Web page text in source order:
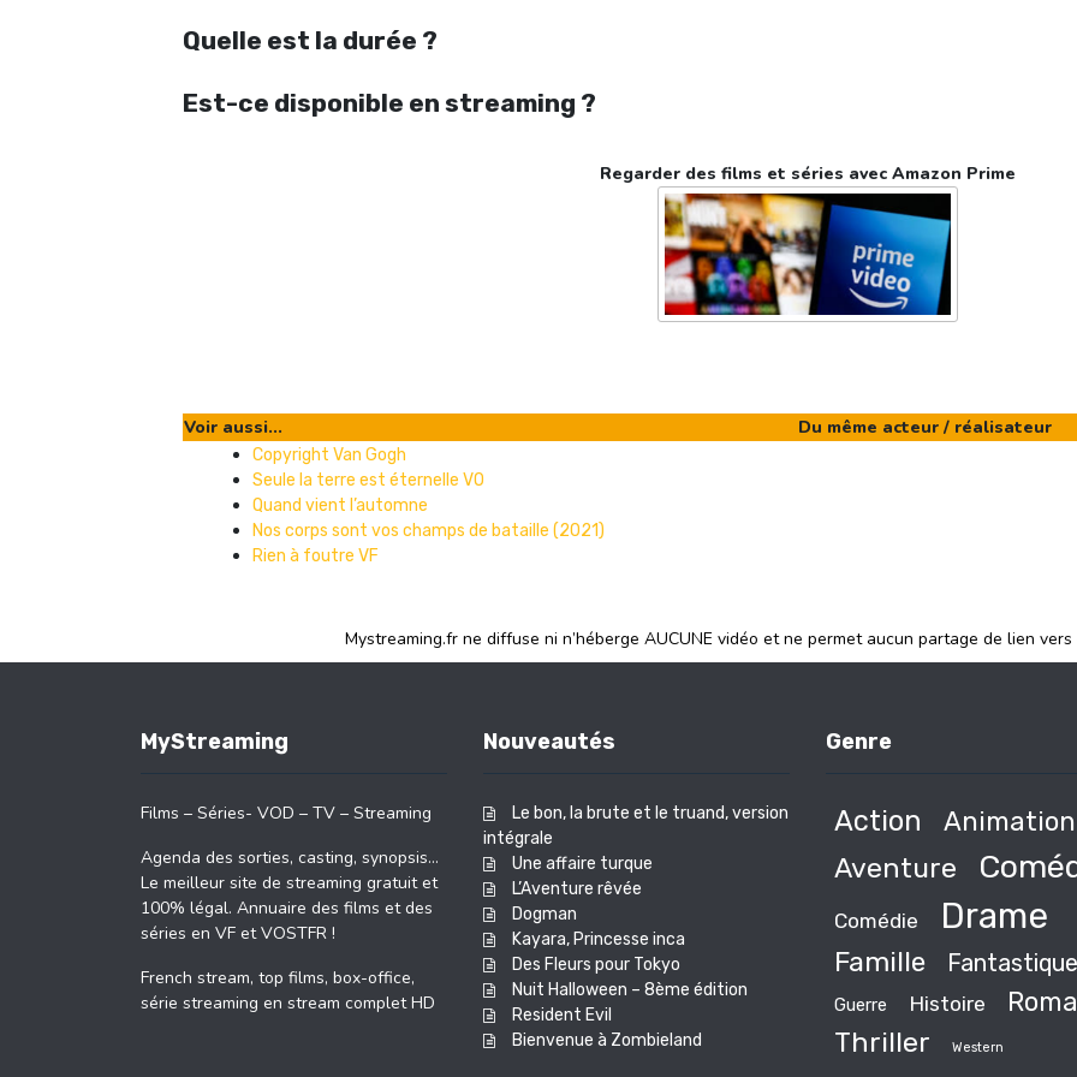
Quelle est la durée ?
Est-ce disponible en streaming ?
Regarder des films et séries avec Amazon Prime
Voir aussi... Du même acteur / réalisateur
Copyright Van Gogh
Seule la terre est éternelle VO
Quand vient l’automne
Nos corps sont vos champs de bataille (2021)
Rien à foutre VF
Mystreaming.fr ne diffuse ni n’héberge AUCUNE vidéo et ne permet aucun partage de lien
MyStreaming
Films – Séries- VOD – TV – Streaming
Agenda des sorties, casting, synopsis…
Le meilleur site de streaming gratuit et
100% légal. Annuaire des films et des
séries en VF et VOSTFR !
French stream, top films, box-office,
série streaming en stream complet HD
Nouveautés
Le bon, la brute et le truand, version
intégrale
Une affaire turque
L’Aventure rêvée
Dogman
Kayara, Princesse inca
Des Fleurs pour Tokyo
Nuit Halloween – 8ème édition
Resident Evil
Bienvenue à Zombieland
Genre
Action
Animation
Aventure
Comédie Drame
Famille Fantastique
Guerre Histoire
Thriller Western